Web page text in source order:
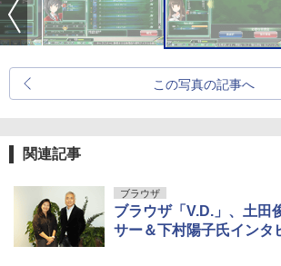
この写真の記事へ
関連記事
ブラウザ
ブラウザ「V.D.」、土田
サー＆下村陽子氏インタ